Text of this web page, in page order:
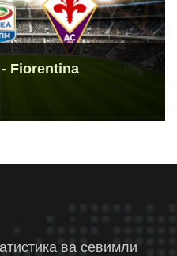
Fiorentina
ва севимли